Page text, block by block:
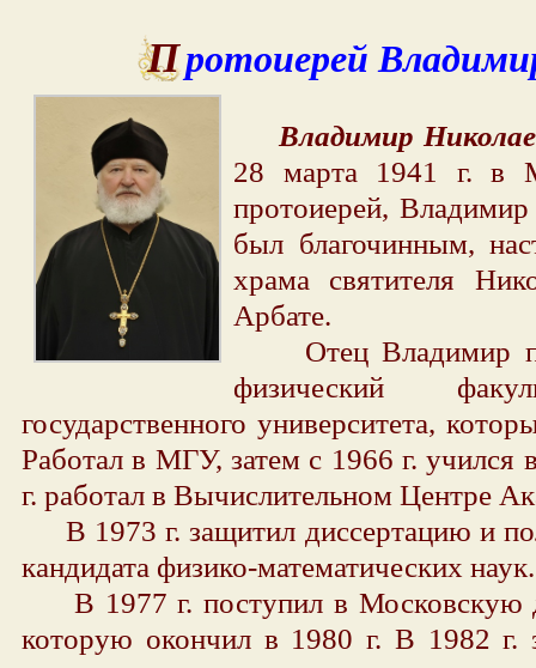
Протоиерей
Владимир
28 марта 1941 г. в
протоиерей,
был благочинным,
храма святителя
Арбате.
Отец Владимир
физический
государственного университета,
Работал в МГУ, затем с 1966 г. учился
г. работал в Вычислительном Центре
В 1973 г. защитил диссертацию и
кандидата физико-математических наук.
В 1977 г. поступил в Московскую
которую окончил в 1980 г. В 1982 г.